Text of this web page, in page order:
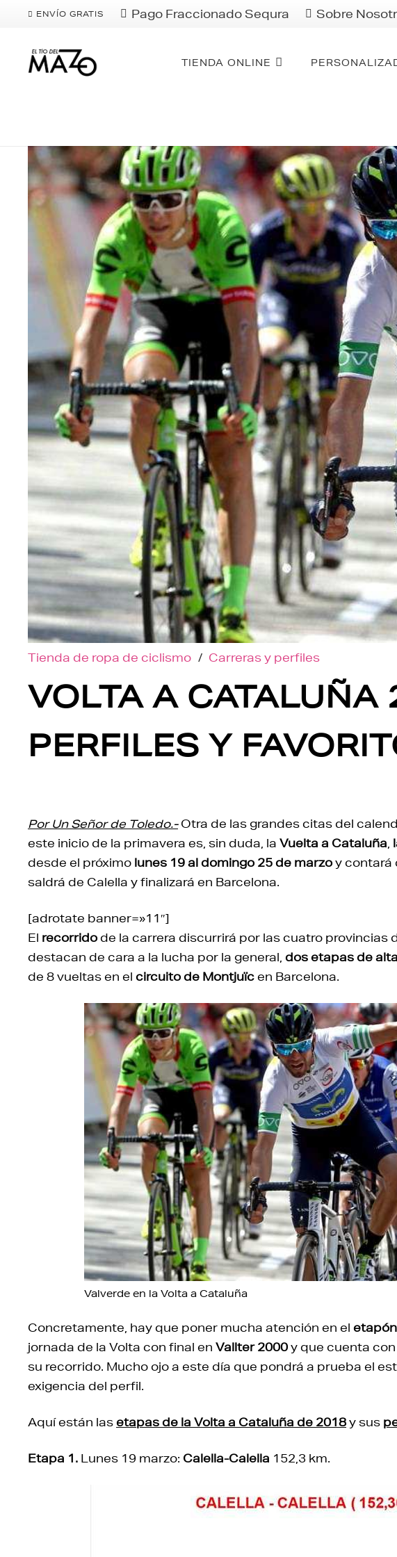
ENVÍO GRATIS Pago Fraccionado Sequra Sobre
TIENDA ONLINE
Tienda de ropa de ciclismo / Carreras y perfiles
VOLTA A CATALUÑA
PERFILES Y
Por Un Señor de Toledo.-Otra de las grandes citas del
este inicio de la primavera es, sin duda, la Vuelta a Cataluña
desde el próximo lunes 19 al domingo 25 de marzoy contará
saldrá de Calella y finalizará en Barcelona.
[adrotate banner=»11″]
El recorridode la carrera discurrirá por las cuatro provincias
destacan de cara a la lucha por la general, dos etapas de
de 8 vueltas en el circuito de Montjuïcen Barcelona.
Valverde en la Volta a Cataluña
Concretamente, hay que poner mucha atención en el
jornada de la Volta con final en Vallter 2000y que cuenta
su recorrido. Mucho ojo a este día que pondrá a prueba el
exigencia del perfil.
Aquí están lasetapas de la Volta a Cataluña de 2018y sus
Etapa 1. Lunes 19 marzo: Calella-Calella 152,3 km.